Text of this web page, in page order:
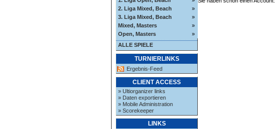
2. Liga Mixed, Beach
»
3. Liga Mixed, Beach
»
Mixed, Masters
»
Open, Masters
»
ALLE SPIELE
TURNIERLINKS
Ergebnis-Feed
CLIENT ACCESS
» Ultiorganizer links
» Daten exportieren
» Mobile Administration
» Scorekeeper
LINKS